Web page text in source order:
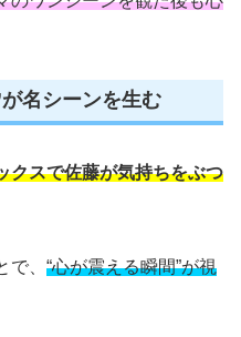
名シーンを生む
クスで佐藤が気持ちをぶつ
、 “心が震える瞬間”が視